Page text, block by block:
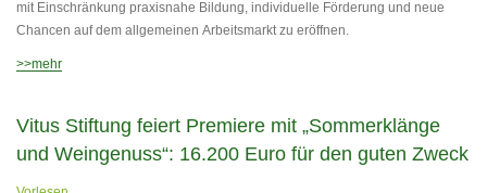
mit Einschränkung praxisnahe Bildung, individuelle Förderung und neue
Chancen auf dem allgemeinen Arbeitsmarkt zu eröffnen.
>>mehr
Vitus Stiftung feiert Premiere mit „Sommerklänge
und Weingenuss“: 16.200 Euro für den guten Zweck